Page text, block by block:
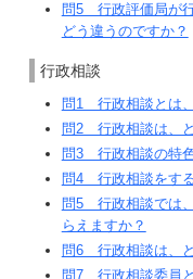
問5 行政評価局が
どう違うのですか？
行政相談
問1 行政相談とは
問2 行政相談は、
問3 行政相談の特
問4 行政相談をす
問5 行政相談では
らえますか？
問6 行政相談は、
問7 行政相談委員